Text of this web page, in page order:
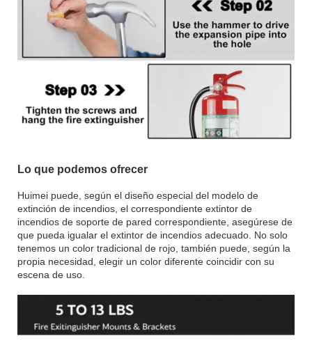
Lo que podemos ofrecer
Huimei puede, según el diseño especial del modelo de
extinción de incendios, el correspondiente extintor de
incendios de soporte de pared correspondiente, asegúrese de
que pueda igualar el extintor de incendios adecuado. No solo
tenemos un color tradicional de rojo, también puede, según la
propia necesidad, elegir un color diferente coincidir con su
escena de uso.